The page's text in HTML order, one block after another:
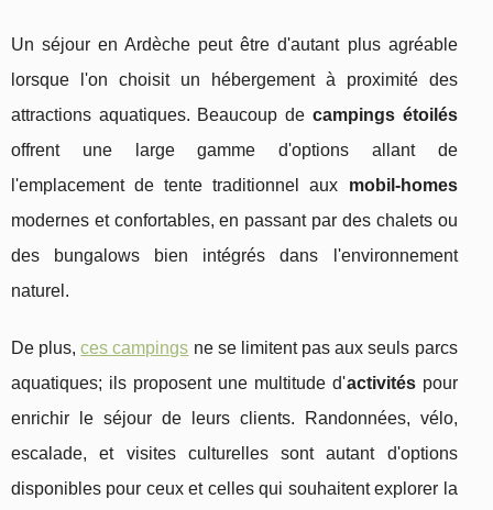
Un séjour en Ardèche peut être d'autant plus agréable
lorsque l'on choisit un hébergement à proximité des
attractions aquatiques. Beaucoup de campings étoilés
offrent une large gamme d'options allant de
l'emplacement de tente traditionnel aux mobil-homes
modernes et confortables, en passant par des chalets ou
des bungalows bien intégrés dans l'environnement
naturel.
De plus,ces campings ne se limitent pas aux seuls parcs
aquatiques; ils proposent une multitude d'activitéspour
enrichir le séjour de leurs clients. Randonnées, vélo,
escalade, et visites culturelles sont autant d'options
disponibles pour ceux et celles qui souhaitent explorer la